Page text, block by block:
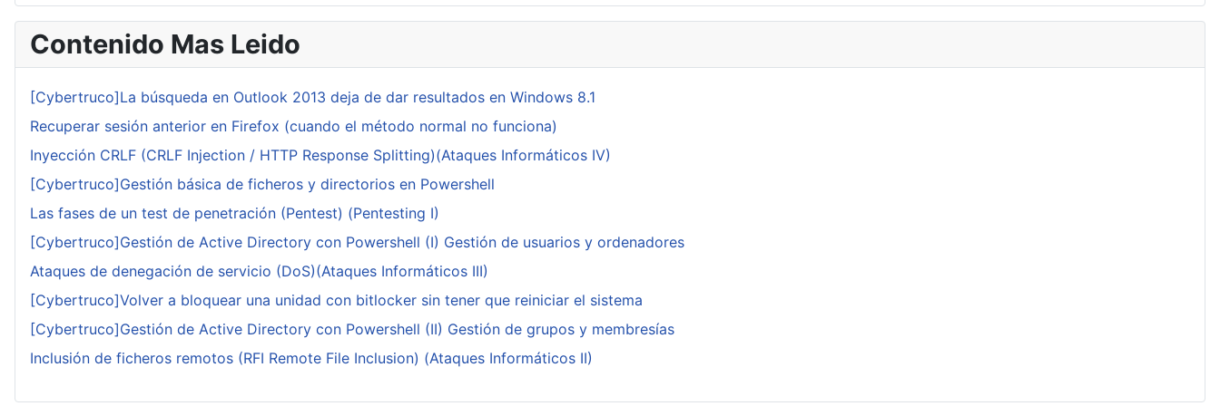
Contenido Mas Leido
[Cybertruco]La búsqueda en Outlook 2013 deja de dar resultados en Windows 8.1
Recuperar sesión anterior en Firefox (cuando el método normal no funciona)
Inyección CRLF (CRLF Injection / HTTP Response Splitting)(Ataques Informáticos IV)
[Cybertruco]Gestión básica de ficheros y directorios en Powershell
Las fases de un test de penetración (Pentest) (Pentesting I)
[Cybertruco]Gestión de Active Directory con Powershell (I) Gestión de usuarios y ordenadores
Ataques de denegación de servicio (DoS)(Ataques Informáticos III)
[Cybertruco]Volver a bloquear una unidad con bitlocker sin tener que reiniciar el sistema
[Cybertruco]Gestión de Active Directory con Powershell (II) Gestión de grupos y membresías
Inclusión de ficheros remotos (RFI Remote File Inclusion) (Ataques Informáticos II)